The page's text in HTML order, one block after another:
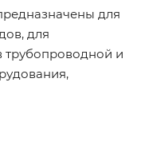
для
для
трубопроводной и